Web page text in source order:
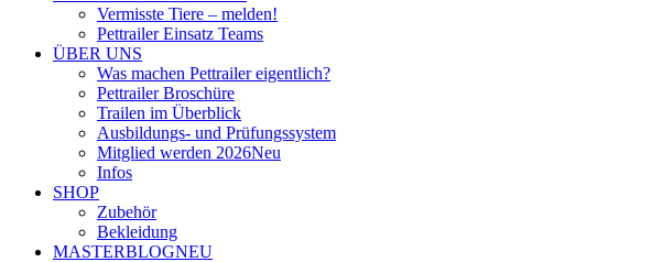
Vermisste Tiere – melden!
Pettrailer Einsatz Teams
ÜBER UNS
Was machen Pettrailer eigentlich?
Pettrailer Broschüre
Trailen im Überblick
Ausbildungs- und Prüfungssystem
Mitglied werden 2026Neu
Infos
SHOP
Zubehör
Bekleidung
MASTERBLOGNEU